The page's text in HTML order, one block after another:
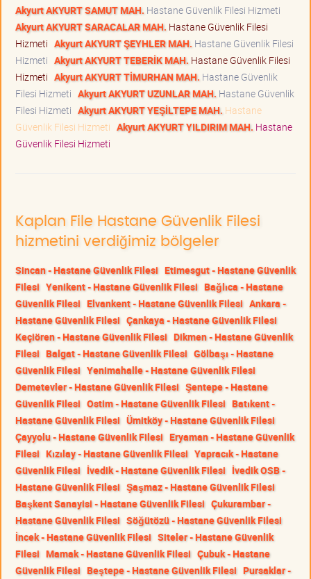
Akyurt AKYURT SAMUT MAH. Hastane Güvenlik Filesi Hizmeti
Akyurt AKYURT SARACALAR MAH. Hastane Güvenlik Filesi
Hizmeti Akyurt AKYURT ŞEYHLER MAH. Hastane Güvenlik Filesi
Hizmeti Akyurt AKYURT TEBERİK MAH. Hastane Güvenlik Filesi
Hizmeti Akyurt AKYURT TİMURHAN MAH. Hastane Güvenlik
Filesi Hizmeti Akyurt AKYURT UZUNLAR MAH. Hastane Güvenlik
Filesi Hizmeti Akyurt AKYURT YEŞİLTEPE MAH. Hastane
Güvenlik Filesi Hizmeti Akyurt AKYURT YILDIRIM MAH. Hastane
Güvenlik Filesi Hizmeti
Kaplan File Hastane Güvenlik Filesi
hizmetini verdiğimiz bölgeler
Sincan - Hastane Güvenlik Filesi Etimesgut - Hastane Güvenlik
Filesi Yenikent - Hastane Güvenlik Filesi Bağlıca - Hastane
Güvenlik Filesi Elvankent - Hastane Güvenlik Filesi Ankara -
Hastane Güvenlik Filesi Çankaya - Hastane Güvenlik Filesi
Keçiören - Hastane Güvenlik Filesi Dikmen - Hastane Güvenlik
Filesi Balgat - Hastane Güvenlik Filesi Gölbaşı - Hastane
Güvenlik Filesi Yenimahalle - Hastane Güvenlik Filesi
Demetevler - Hastane Güvenlik Filesi Şentepe - Hastane
Güvenlik Filesi Ostim - Hastane Güvenlik Filesi Batıkent -
Hastane Güvenlik Filesi Ümitköy - Hastane Güvenlik Filesi
Çayyolu - Hastane Güvenlik Filesi Eryaman - Hastane Güvenlik
Filesi Kızılay - Hastane Güvenlik Filesi Yapracık - Hastane
Güvenlik Filesi İvedik - Hastane Güvenlik Filesi İvedik OSB -
Hastane Güvenlik Filesi Şaşmaz - Hastane Güvenlik Filesi
Başkent Sanayisi - Hastane Güvenlik Filesi Çukurambar -
Hastane Güvenlik Filesi Söğütözü - Hastane Güvenlik Filesi
İncek - Hastane Güvenlik Filesi Siteler - Hastane Güvenlik
Filesi Mamak - Hastane Güvenlik Filesi Çubuk - Hastane
Güvenlik Filesi Beştepe - Hastane Güvenlik Filesi Pursaklar -